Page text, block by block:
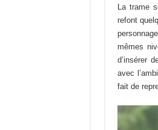
La trame
refont
mêmes
d’insérer
avec
fait de